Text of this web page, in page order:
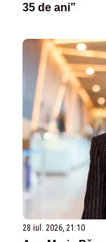
35 de ani”
28 iul. 2026, 21:10